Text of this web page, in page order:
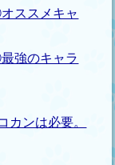
ススメキャ
強のキャラ
ンは必要。